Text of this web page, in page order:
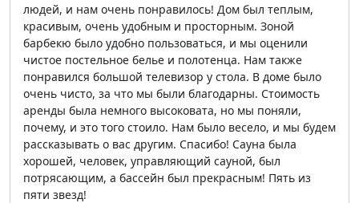
людей, и нам очень понравилось! Дом был теплым,
красивым, очень удобным и просторным. Зоной
барбекю было удобно пользоваться, и мы оценили
чистое постельное белье и полотенца. Нам также
понравился большой телевизор у стола. В доме было
очень чисто, за что мы были благодарны. Стоимость
аренды была немного высоковата, но мы поняли,
почему, и это того стоило. Нам было весело, и мы будем
рассказывать о вас другим. Спасибо! Сауна была
хорошей, человек, управляющий сауной, был
потрясающим, а бассейн был прекрасным! Пять из
пяти звезд!